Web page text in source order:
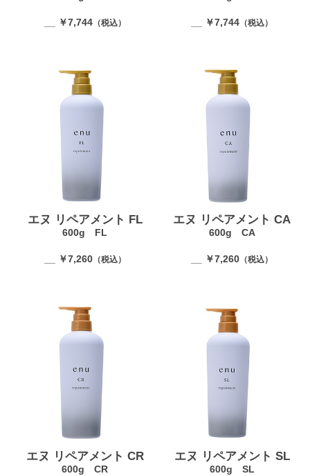
__ ￥7,744（税込） __ ￥7,744 （税込）
エヌ リペアメント FL
600g FL
__ ￥7,260（税込）
エヌ リペアメント CA
600g CA
__ ￥7,260 （税込）
エヌ リペアメント CR
600g CR
エヌ リペアメント SL
600g SL